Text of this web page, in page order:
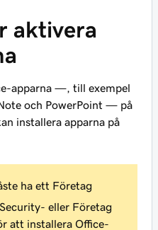
aktivera
apparna —, till exempel
och PowerPoint — på
installera apparna på
ha ett Företag
eller Företag
att installera Office-